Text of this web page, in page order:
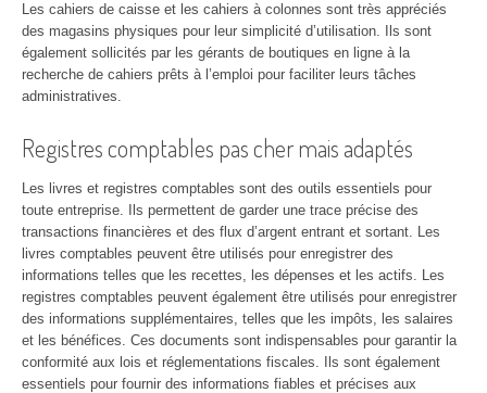
Les cahiers de caisse et les cahiers à colonnes sont très appréciés
des magasins physiques pour leur simplicité d’utilisation. Ils sont
également sollicités par les gérants de boutiques en ligne à la
recherche de cahiers prêts à l’emploi pour faciliter leurs tâches
administratives.
Registres comptables pas cher mais adaptés
Les livres et registres comptables sont des outils essentiels pour
toute entreprise. Ils permettent de garder une trace précise des
transactions financières et des flux d’argent entrant et sortant. Les
livres comptables peuvent être utilisés pour enregistrer des
informations telles que les recettes, les dépenses et les actifs. Les
registres comptables peuvent également être utilisés pour enregistrer
des informations supplémentaires, telles que les impôts, les salaires
et les bénéfices. Ces documents sont indispensables pour garantir la
conformité aux lois et réglementations fiscales. Ils sont également
essentiels pour fournir des informations fiables et précises aux